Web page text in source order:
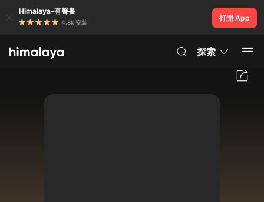
Himalaya-有聲書
4.8k 安裝
打開 App
探索